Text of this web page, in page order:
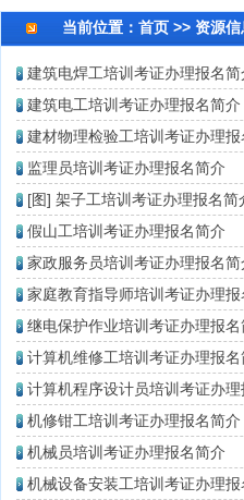
当前位置： 首页 >> 资源
建筑电焊工培训考证办理报名简
建筑电工培训考证办理报名简介
建材物理检验工培训考证办理报
监理员培训考证办理报名简介
[图] 架子工培训考证办理报名简
假山工培训考证办理报名简介
家政服务员培训考证办理报名简
家庭教育指导师培训考证办理报
继电保护作业培训考证办理报名
计算机维修工培训考证办理报名
计算机程序设计员培训考证办理
机修钳工培训考证办理报名简介
机械员培训考证办理报名简介
机械设备安装工培训考证办理报